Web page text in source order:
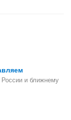
России и ближнему